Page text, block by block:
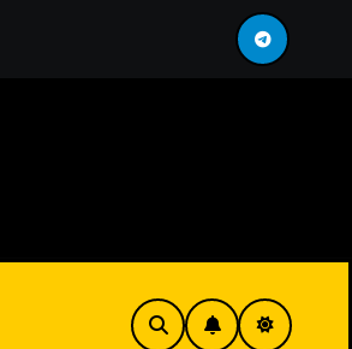
сервис искусственного